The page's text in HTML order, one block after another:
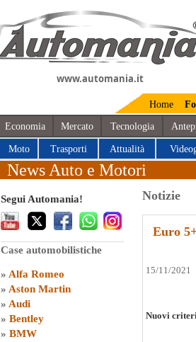
www.automania.it
Home
Economia Mercato Tecnologia
Moto Trasporti Attualità
News Auto e Motori
Segui Automania!
Case automobilistiche
» Alfa Romeo
» Aston Martin
» Audi
» Bentley
» BMW
Notizie
Euro
15/11/2021
Nuovi